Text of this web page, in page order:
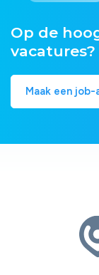
Op de
vacatures?
Maak een